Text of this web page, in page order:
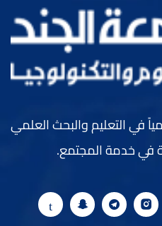
في التعليم والبحث العلمي
في خدمة المجتمع.